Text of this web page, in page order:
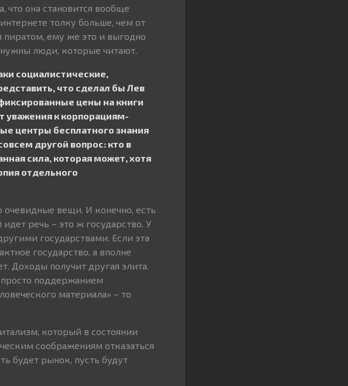
что она становится вообще
толку больше, чем от
пиратом, ему же это и выгодно
люди, которые читают.
социалистические,
что сделал бы Лев
цены на книги
уважения к корпорациям-
центры бесплатного знания
другой вопрос: кто в
сила, которая может, хотя
отдельного
очевидные вещи. И конечно, есть
речь – это ж государство. У
государствами. Если эта
государство, а вполне
Доходы получит другая элита.
просто поддержанием
материала» – то
который в состоянии
соображениям отказаться
будет рынок, пусть будут